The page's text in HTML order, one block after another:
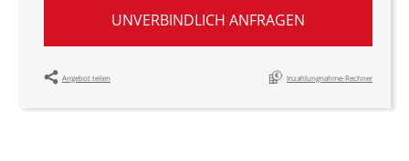
UNVERBINDLICH ANFRAGEN
Angebot teilen Inzahlungnahme-Rechner